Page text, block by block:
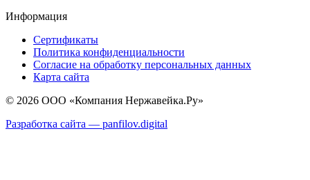
Информация
Сертификаты
Политика конфиденциальности
Согласие на обработку персональных данных
Карта сайта
© 2026 ООО «Компания Нержавейка.Ру»
Разработка сайта — panfilov.digital